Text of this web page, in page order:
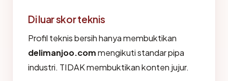
Di luar skor teknis
Profil teknis bersih hanya membuktikan
delimanjoo.commengikuti standar pipa
industri. TIDAK membuktikan konten jujur.